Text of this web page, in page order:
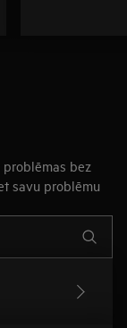
bez
savu problēmu